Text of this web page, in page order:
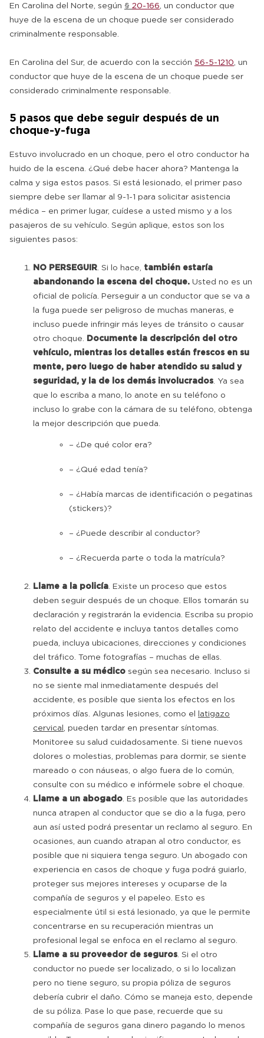
En Carolina del Norte, según § 20-166 , un conductor que
huye de la escena de un choque puede ser considerado
criminalmente responsable.
En Carolina del Sur, de acuerdo con la sección 56-5-1210 , un
conductor que huye de la escena de un choque puede ser
considerado criminalmente responsable.
5 pasos que debe seguir después de un
choque-y-fuga
Estuvo involucrado en un choque, pero el otro conductor ha
huido de la escena. ¿Qué debe hacer ahora? Mantenga la
calma y siga estos pasos. Si está lesionado, el primer paso
siempre debe ser llamar al 9-1-1 para solicitar asistencia
médica – en primer lugar, cuídese a usted mismo y a los
pasajeros de su vehículo. Según aplique, estos son los
siguientes pasos:
NO PERSEGUIR . Si lo hace, también estaría
abandonando la escena del choque. Usted no es un
oficial de policía. Perseguir a un conductor que se va a
la fuga puede ser peligroso de muchas maneras, e
incluso puede infringir más leyes de tránsito o causar
otro choque. Documente la descripción del otro
vehículo, mientras los detalles están frescos en su
mente, pero luego de haber atendido su salud y
seguridad, y la de los demás involucrados . Ya sea
que lo escriba a mano, lo anote en su teléfono o
incluso lo grabe con la cámara de su teléfono, obtenga
la mejor descripción que pueda.
– ¿De qué color era?
– ¿Qué edad tenía?
– ¿Había marcas de identificación o pegatinas
(stickers)?
– ¿Puede describir al conductor?
– ¿Recuerda parte o toda la matrícula?
Llame a la policía . Existe un proceso que estos
deben seguir después de un choque. Ellos tomarán su
declaración y registrarán la evidencia. Escriba su propio
relato del accidente e incluya tantos detalles como
pueda, incluya ubicaciones, direcciones y condiciones
del tráfico. Tome fotografías – muchas de ellas.
Consulte a su médico según sea necesario. Incluso si
no se siente mal inmediatamente después del
accidente, es posible que sienta los efectos en los
próximos días. Algunas lesiones, como el latigazo
cervical , pueden tardar en presentar síntomas.
Monitoree su salud cuidadosamente. Si tiene nuevos
dolores o molestias, problemas para dormir, se siente
mareado o con náuseas, o algo fuera de lo común,
consulte con su médico e infórmele sobre el choque.
Llame a un abogado . Es posible que las autoridades
nunca atrapen al conductor que se dio a la fuga, pero
aun así usted podrá presentar un reclamo al seguro. En
ocasiones, aun cuando atrapan al otro conductor, es
posible que ni siquiera tenga seguro. Un abogado con
experiencia en casos de choque y fuga podrá guiarlo,
proteger sus mejores intereses y ocuparse de la
compañía de seguros y el papeleo. Esto es
especialmente útil si está lesionado, ya que le permite
concentrarse en su recuperación mientras un
profesional legal se enfoca en el reclamo al seguro.
Llame a su proveedor de seguros . Si el otro
conductor no puede ser localizado, o si lo localizan
pero no tiene seguro, su propia póliza de seguros
debería cubrir el daño. Cómo se maneja esto, depende
de su póliza. Pase lo que pase, recuerde que su
compañía de seguros gana dinero pagando lo menos